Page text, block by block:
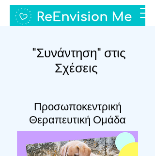
"Συνάντηση" στις
Σχέσεις
Προσωποκεντρική
Θεραπευτική Ομάδα